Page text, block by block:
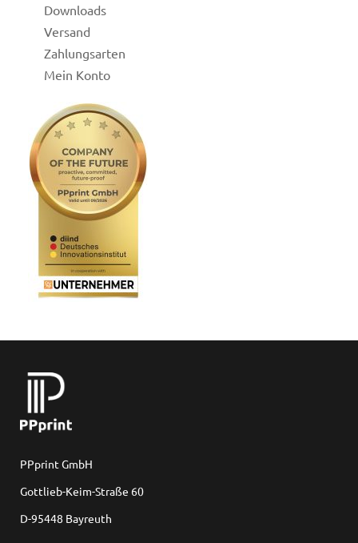
Downloads
Versand
Zahlungsarten
Mein Konto
PPprint GmbH
Gottlieb-Keim-Straße 60
D-95448 Bayreuth